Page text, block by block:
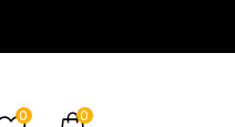
0 0